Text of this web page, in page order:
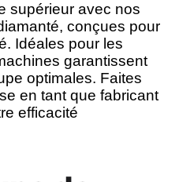
supérieur avec nos
conçues pour
Idéales pour les
garantissent
optimales. Faites
en tant que fabricant
efficacité